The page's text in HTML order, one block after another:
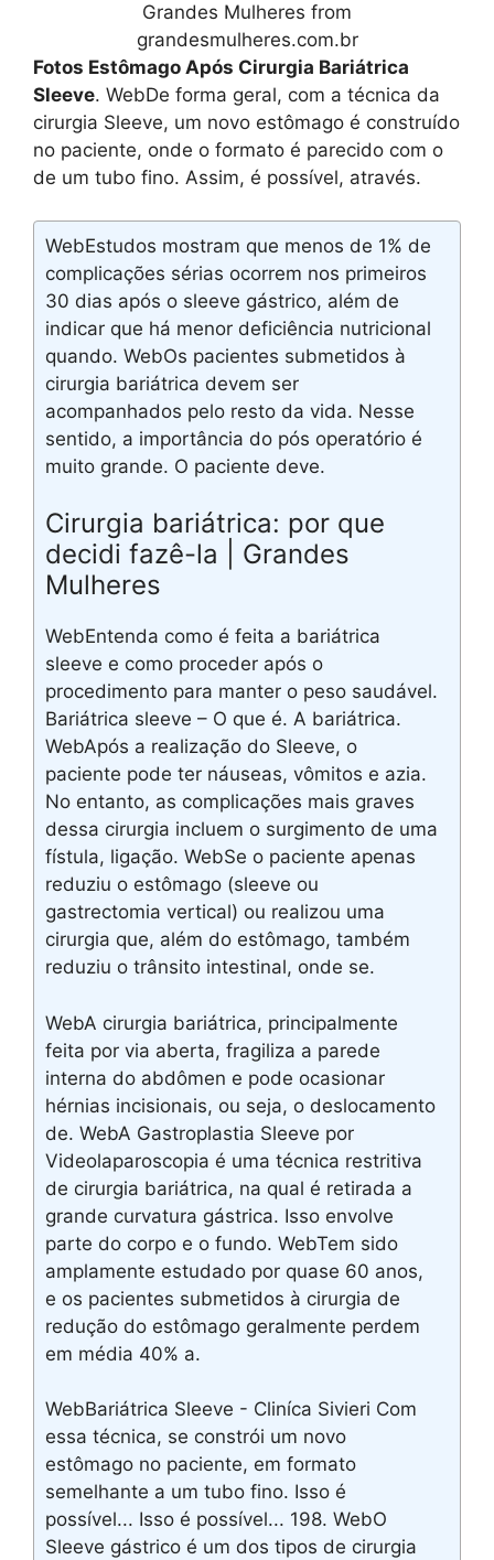
Grandes Mulheres from
grandesmulheres.com.br
Fotos Estômago Após Cirurgia Bariátrica
Sleeve. WebDe forma geral, com a técnica da
cirurgia Sleeve, um novo estômago é construído
no paciente, onde o formato é parecido com o
de um tubo fino. Assim, é possível, através.
WebEstudos mostram que menos de 1% de
complicações sérias ocorrem nos primeiros
30 dias após o sleeve gástrico, além de
indicar que há menor deficiência nutricional
quando. WebOs pacientes submetidos à
cirurgia bariátrica devem ser
acompanhados pelo resto da vida. Nesse
sentido, a importância do pós operatório é
muito grande. O paciente deve.
Cirurgia bariátrica: por que
decidi fazê-la | Grandes
Mulheres
WebEntenda como é feita a bariátrica
sleeve e como proceder após o
procedimento para manter o peso saudável.
Bariátrica sleeve – O que é. A bariátrica.
WebApós a realização do Sleeve, o
paciente pode ter náuseas, vômitos e azia.
No entanto, as complicações mais graves
dessa cirurgia incluem o surgimento de uma
fístula, ligação. WebSe o paciente apenas
reduziu o estômago (sleeve ou
gastrectomia vertical) ou realizou uma
cirurgia que, além do estômago, também
reduziu o trânsito intestinal, onde se.
WebA cirurgia bariátrica, principalmente
feita por via aberta, fragiliza a parede
interna do abdômen e pode ocasionar
hérnias incisionais, ou seja, o deslocamento
de. WebA Gastroplastia Sleeve por
Videolaparoscopia é uma técnica restritiva
de cirurgia bariátrica, na qual é retirada a
grande curvatura gástrica. Isso envolve
parte do corpo e o fundo. WebTem sido
amplamente estudado por quase 60 anos,
e os pacientes submetidos à cirurgia de
redução do estômago geralmente perdem
em média 40% a.
WebBariátrica Sleeve - Cliníca Sivieri Com
essa técnica, se constrói um novo
estômago no paciente, em formato
semelhante a um tubo fino. Isso é
possível... Isso é possível... 198. WebO
Sleeve gástrico é um dos tipos de cirurgia